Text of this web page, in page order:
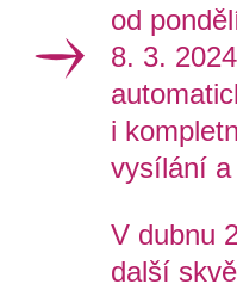
od
8. 3.
i
vysílání a
V dubnu
další